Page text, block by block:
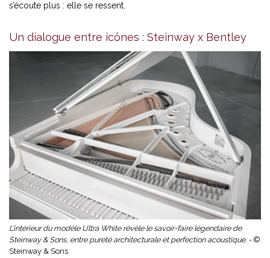
s’écoute plus : elle se ressent.
Un dialogue entre icônes : Steinway x Bentley
L’intérieur du modèle Ultra White révèle le savoir-faire légendaire de
Steinway & Sons, entre pureté architecturale et perfection acoustique. - ©
Steinway & Sons